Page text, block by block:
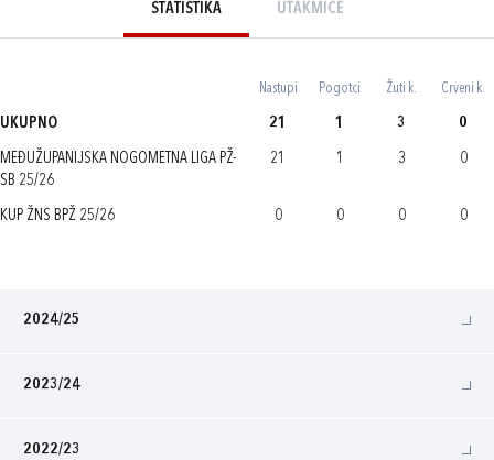
STATISTIKA UTAKMICE
Nastupi Pogotci Žuti k. Crveni k.
UKUPNO 21 1 3 0
MEĐUŽUPANIJSKA NOGOMETNA LIGA PŽ-
SB 25/26
21 1 3 0
KUP ŽNS BPŽ 25/26 0 0 0 0
2024/25
2023/24
2022/23